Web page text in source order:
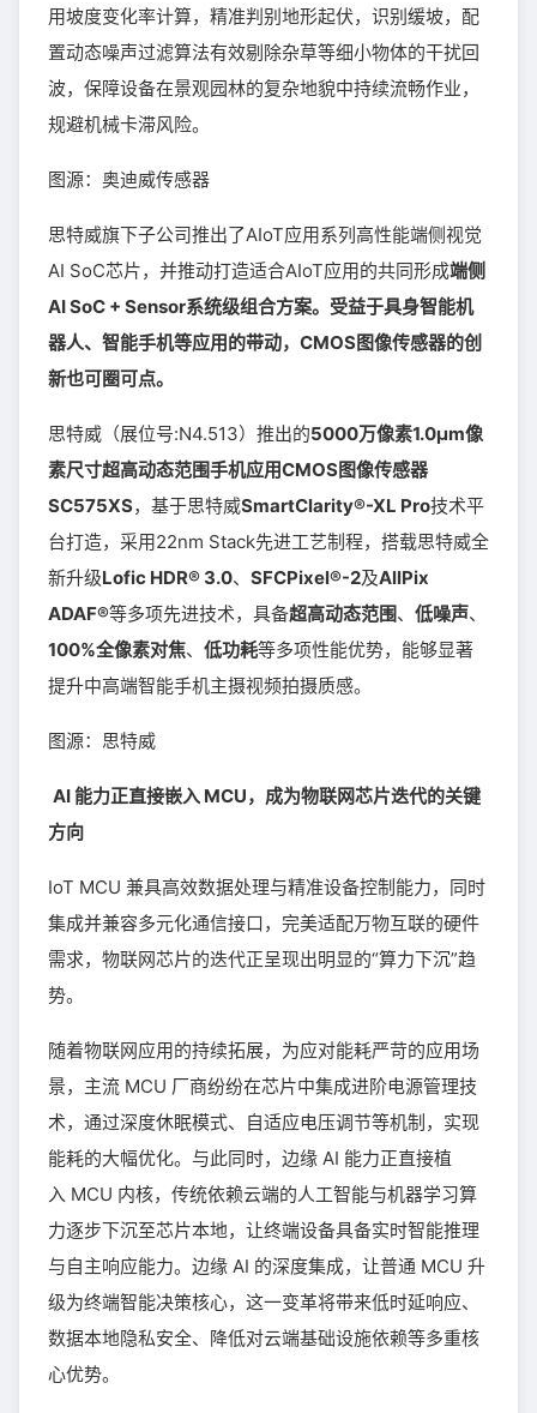
用坡度变化率计算，精准判别地形起伏，识别缓坡，配
置动态噪声过滤算法有效剔除杂草等细小物体的干扰回
波，保障设备在景观园林的复杂地貌中持续流畅作业，
规避机械卡滞风险。
图源：奥迪威传感器
思特威旗下子公司推出了AIoT应用系列高性能端侧视觉
AI SoC芯片，并推动打造适合AIoT应用的共同形成端侧
AI SoC + Sensor系统级组合方案。受益于具身智能机
器人、智能手机等应用的带动，CMOS图像传感器的创
新也可圈可点。
思特威（展位号:N4.513）推出的5000万像素1.0μm像
素尺寸超高动态范围手机应用CMOS图像传感器
SC575XS，基于思特威SmartClarity®-XL Pro技术平
台打造，采用22nm Stack先进工艺制程，搭载思特威全
新升级Lofic HDR® 3.0、 SFCPixel®-2及AllPix
ADAF®等多项先进技术，具备超高动态范围、 低噪声、
100%全像素对焦、 低功耗等多项性能优势，能够显著
提升中高端智能手机主摄视频拍摄质感。
图源：思特威
AI 能力正直接嵌入 MCU，成为物联网芯片迭代的关键
方向
IoT MCU 兼具高效数据处理与精准设备控制能力，同时
集成并兼容多元化通信接口，完美适配万物互联的硬件
需求，物联网芯片的迭代正呈现出明显的“算力下沉”趋
势。
随着物联网应用的持续拓展，为应对能耗严苛的应用场
景，主流 MCU 厂商纷纷在芯片中集成进阶电源管理技
术，通过深度休眠模式、自适应电压调节等机制，实现
能耗的大幅优化。与此同时，边缘 AI 能力正直接植
入 MCU 内核，传统依赖云端的人工智能与机器学习算
力逐步下沉至芯片本地，让终端设备具备实时智能推理
与自主响应能力。边缘 AI 的深度集成，让普通 MCU 升
级为终端智能决策核心，这一变革将带来低时延响应、
数据本地隐私安全、降低对云端基础设施依赖等多重核
心优势。